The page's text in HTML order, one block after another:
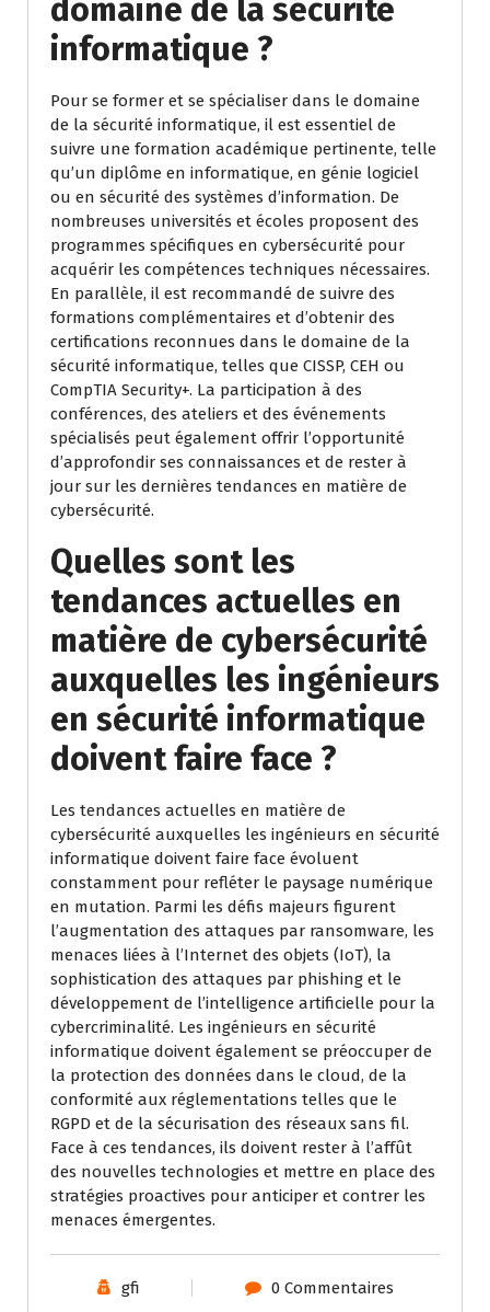
domaine de la sécurité
informatique ?
Pour se former et se spécialiser dans le domaine
de la sécurité informatique, il est essentiel de
suivre une formation académique pertinente, telle
qu’un diplôme en informatique, en génie logiciel
ou en sécurité des systèmes d’information. De
nombreuses universités et écoles proposent des
programmes spécifiques en cybersécurité pour
acquérir les compétences techniques nécessaires.
En parallèle, il est recommandé de suivre des
formations complémentaires et d’obtenir des
certifications reconnues dans le domaine de la
sécurité informatique, telles que CISSP, CEH ou
CompTIA Security+. La participation à des
conférences, des ateliers et des événements
spécialisés peut également offrir l’opportunité
d’approfondir ses connaissances et de rester à
jour sur les dernières tendances en matière de
cybersécurité.
Quelles sont les
tendances actuelles en
matière de cybersécurité
auxquelles les ingénieurs
en sécurité informatique
doivent faire face ?
Les tendances actuelles en matière de
cybersécurité auxquelles les ingénieurs en sécurité
informatique doivent faire face évoluent
constamment pour refléter le paysage numérique
en mutation. Parmi les défis majeurs figurent
l’augmentation des attaques par ransomware, les
menaces liées à l’Internet des objets (IoT), la
sophistication des attaques par phishing et le
développement de l’intelligence artificielle pour la
cybercriminalité. Les ingénieurs en sécurité
informatique doivent également se préoccuper de
la protection des données dans le cloud, de la
conformité aux réglementations telles que le
RGPD et de la sécurisation des réseaux sans fil.
Face à ces tendances, ils doivent rester à l’affût
des nouvelles technologies et mettre en place des
stratégies proactives pour anticiper et contrer les
menaces émergentes.
gfi 0 Commentaires